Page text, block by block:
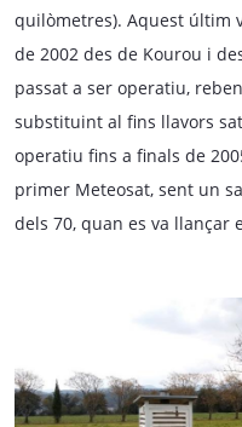
quilòmetres). Aquest últim
de 2002 des de Kourou i
passat a ser operatiu,
substituint al fins llavors
operatiu fins a finals de
primer Meteosat, sent un
dels 70, quan es va llançar